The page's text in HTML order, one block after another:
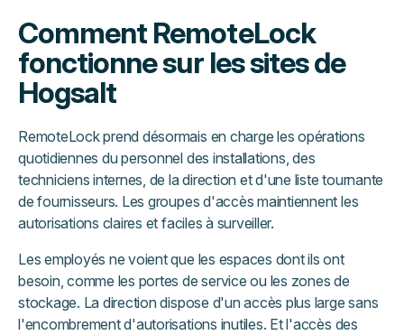
Comment RemoteLock
fonctionne sur les sites de
Hogsalt
RemoteLock prend désormais en charge les opérations
quotidiennes du personnel des installations, des
techniciens internes, de la direction et d'une liste tournante
de fournisseurs. Les groupes d'accès maintiennent les
autorisations claires et faciles à surveiller.
Les employés ne voient que les espaces dont ils ont
besoin, comme les portes de service ou les zones de
stockage. La direction dispose d'un accès plus large sans
l'encombrement d'autorisations inutiles. Et l'accès des